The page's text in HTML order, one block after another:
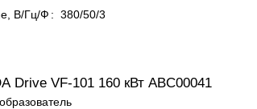
В/Гц/Ф : 380/50/3
Drive VF-101 160 кВт ABC00041